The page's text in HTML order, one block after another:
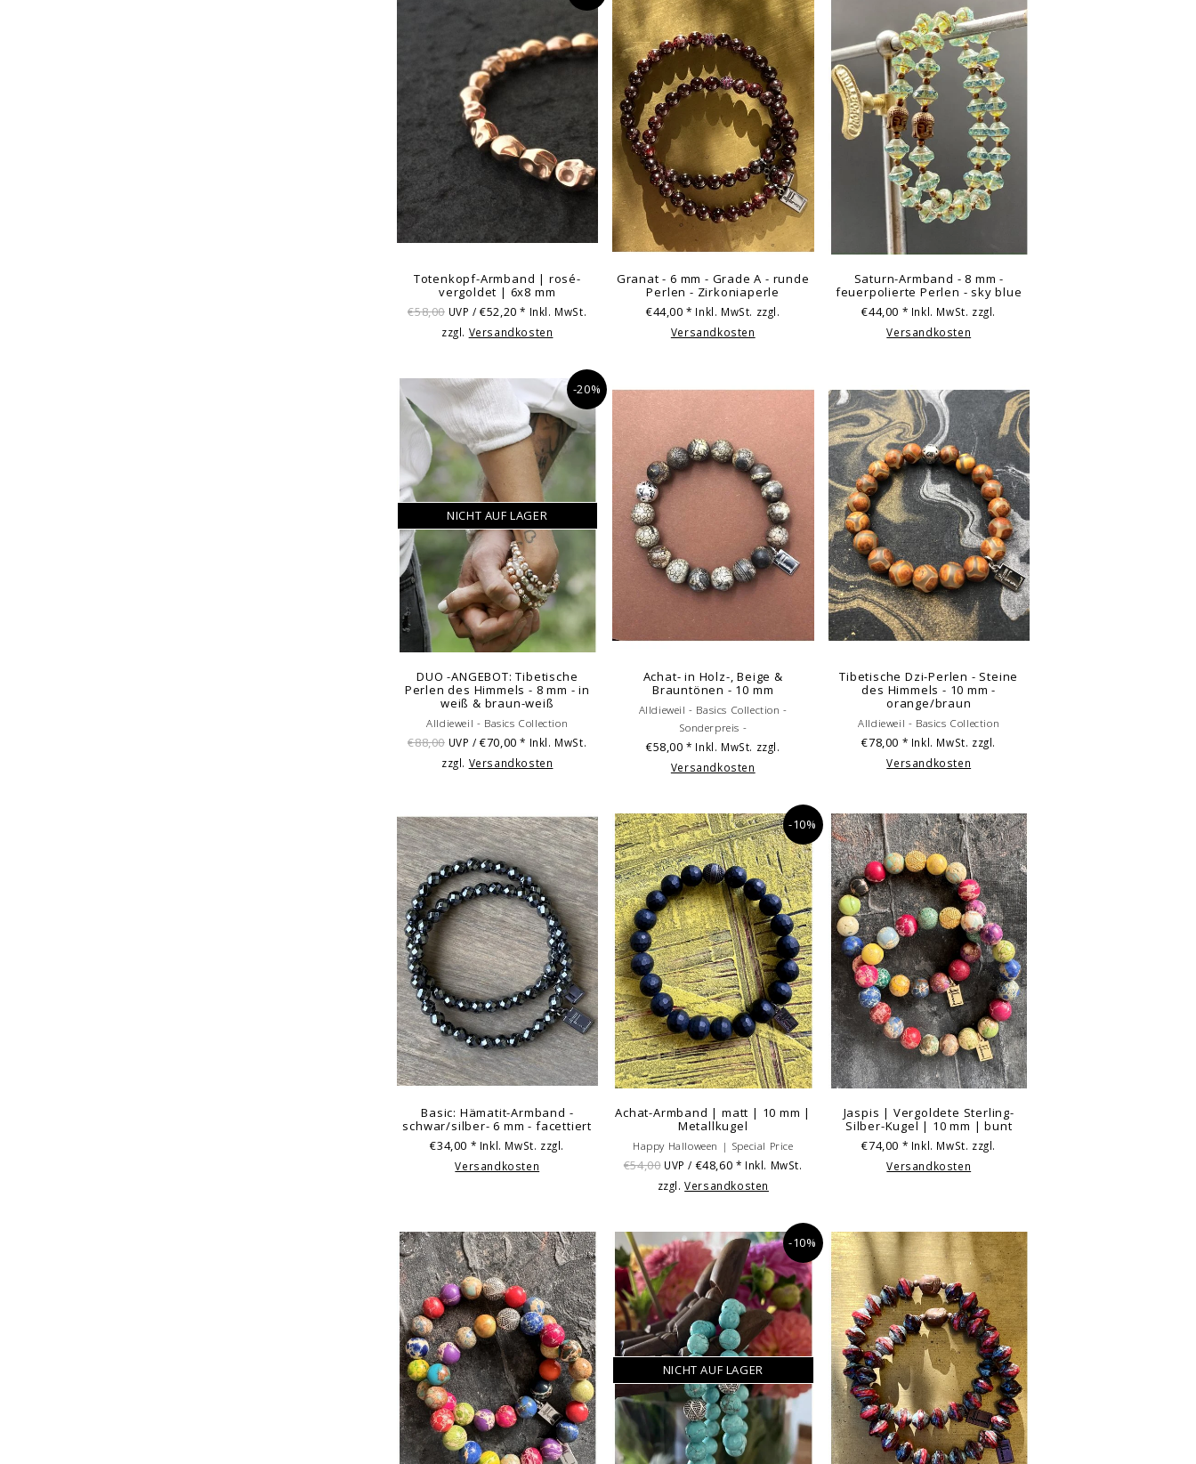
Totenkopf-Armband | rosé-
vergoldet | 6x8 mm
€58,00 UVP / €52,20* Inkl. MwSt.
zzgl. Versandkosten
Granat - 6 mm - Grade A - runde
Perlen - Zirkoniaperle
€44,00* Inkl. MwSt. zzgl.
Versandkosten
Saturn-Armband - 8 mm -
feuerpolierte Perlen - sky blue
€44,00 * Inkl. MwSt. zzgl.
Versandkosten
NICHT AUF LAGER
-20%
DUO -ANGEBOT: Tibetische
Perlen des Himmels - 8 mm - in
weiß & braun-weiß
Alldieweil - Basics Collection
€88,00 UVP / €70,00* Inkl. MwSt.
zzgl. Versandkosten
Achat- in Holz-, Beige &
Brauntönen - 10 mm
Alldieweil - Basics Collection -
Sonderpreis -
€58,00* Inkl. MwSt. zzgl.
Versandkosten
Tibetische Dzi-Perlen - Steine
des Himmels - 10 mm -
orange/braun
Alldieweil - Basics Collection
€78,00 * Inkl. MwSt. zzgl.
Versandkosten
Basic: Hämatit-Armband -
schwar/silber- 6 mm - facettiert
€34,00 * Inkl. MwSt. zzgl.
Versandkosten
-10%
Achat-Armband | matt | 10 mm |
Metallkugel
Happy Halloween | Special Price
€54,00 UVP / €48,60 * Inkl. MwSt.
zzgl.Versandkosten
Jaspis | Vergoldete Sterling-
Silber-Kugel | 10 mm | bunt
€74,00 * Inkl. MwSt. zzgl.
Versandkosten
NICHT AUF LAGER
-10%